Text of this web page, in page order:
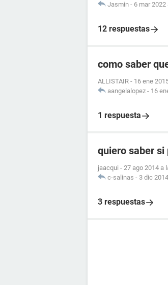
Jasmin - 6 mar 2022
12 respuestas
como saber
ALLISTAIR - 16 ene
aangelalopez - 16
1 respuesta
quiero saber
jaacqui - 27 ago 2014 a
c-salinas - 3 dic
3 respuestas